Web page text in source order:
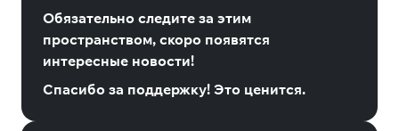
Обязательно следите за этим
пространством, скоро появятся
интересные новости!
Спасибо за поддержку! Это ценится.